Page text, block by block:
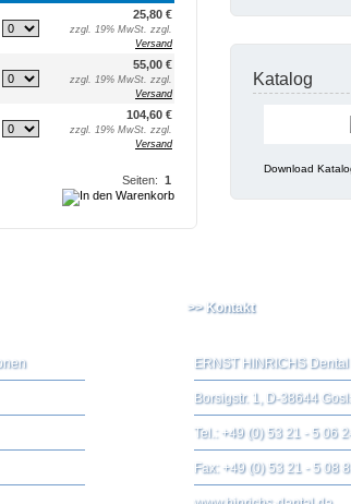
25,80 €
zzgl. 19% MwSt. zzgl.
Versand
55,00 €
zzgl. 19% MwSt. zzgl.
Versand
104,60 €
zzgl. 19% MwSt. zzgl.
Versand
Seiten: 1
Katalog
Download
>> Kontakt
ERNST HINRICHS
Borsigstr. 1, D-38644
Tel.: +49 (0) 53 21 - 5 06
Fax: +49 (0) 53 21 - 5 08